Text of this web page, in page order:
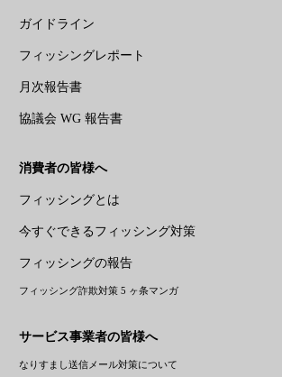
ガイドライン
フィッシングレポート
月次報告書
協議会 WG 報告書
消費者の皆様へ
フィッシングとは
今すぐできるフィッシング対策
フィッシングの報告
フィッシング詐欺対策 5 ヶ条マンガ
サービス事業者の皆様へ
なりすまし送信メール対策について